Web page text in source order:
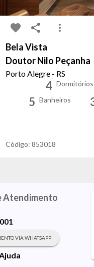
Bela Vista
Doutor Nilo Peçanha
Porto Alegre - RS
4 Dormitórios
5 Banheiros
Código: 853018
Atendimento
VIA WHATSAPP